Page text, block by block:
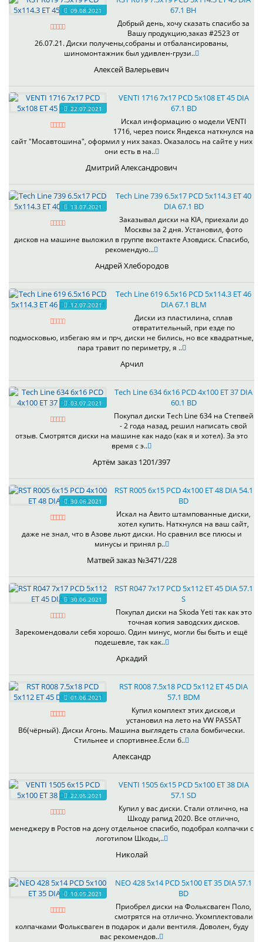
09.08.2021
67.1 BH
Добрый день, хочу сказать спасибо за
Вашу продукцию,заказ #2523 от
26.07.21. Диски получены,собраны и отбалансированы,
шиномонтажник был удивлен-грузи..
Алексей Валерьевич
22.07.2021
VENTI 1716 7x17 PCD 5x108 ET 45 DIA
67.1 BD
Искал информацию о модели VENTI
1716, через поиск Яндекса наткнулся на
сайт "Мосавтошина", оформил у них заказ. Оказалось на сайте у них
они есть в на..
Дмитрий Александрович
13.07.2021
Tech Line 739 6.5x17 PCD 5x114.3 ET 40
DIA 67.1 BD
Заказывал диски на KIA, приехали до
Москвы за 2 дня. Установил, фото
дисков на машине выложил в группе вконтакте Азовдиск. Спасибо,
рекомендую...
Андрей Хлебородов
12.07.2021
Tech Line 619 6.5x16 PCD 5x114.3 ET 46
DIA 67.1 BLM
Диски из пластилина, сплав
отвратительный, при езде по
подмосковью, избегаю ям и прч, диски не бились, но все квадратные,
пара травит по периметру, я ..
Арчил
03.07.2021
Tech Line 634 6x16 PCD 4x100 ET 37 DIA
60.1 BD
Покупал диски Tech Line 634 на Степвей
- 2 года назад, решил написать свой
отзыв. Смотрятся диски на машине как надо (как я и хотел). За это
время с э..
Артём заказ 1201/397
30.06.2021
RST R005 6x15 PCD 4x100 ET 48 DIA 54.1
BD
Искал на Авито штампованные диски,
хотел купить. Наткнулся на ваш сайт,
даже не знал, что в Азове льют диски. Но сравнил все плюсы и
минусы и принял р..
Матвей заказ №3471/228
30.06.2021
RST R047 7x17 PCD 5x112 ET 45 DIA 57.1
S
Покупал диски на Skoda Yeti так как это
точная копия заводских дисков.
Зарекомендовали себя хорошо. Один минус, могли бы быть и ещё
подешевле, так как..
Аркадий
01.06.2021
RST R008 7.5x18 PCD 5x112 ET 45 DIA
57.1 BDM
Купил комплект этих дисков,и
установил на лето на VW PASSAT
B6(чёрный). Диски Агонь. Машина выглядеть стала бомбически.
Стильнее и спортивнее.Если б..
Александр
22.05.2021
VENTI 1505 6x15 PCD 5x100 ET 38 DIA
57.1 SD
Купил у вас диски. Стали отлично, на
Шкоду рапид 2020. Все отлично,
менеджеру в Ростов на дону отдельное спасибо, подобрал колпачки с
логотипом Шкоды,..
Николай
10.05.2021
NEO 428 5x14 PCD 5x100 ET 35 DIA 57.1
BD
Приобрел диски на Фольксваген Поло,
смотрятся на отлично. Укомплектовали
колпачками Фольксваген в подарок и дали вентиля. Доволен, буду
вас рекомендов..